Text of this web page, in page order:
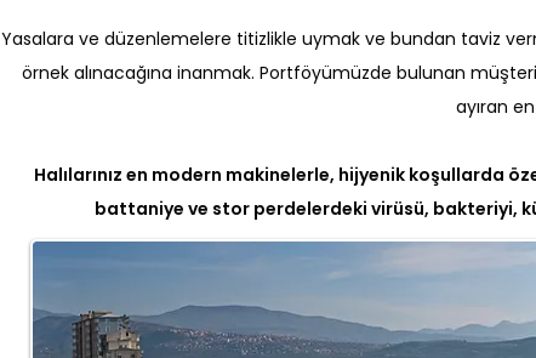
Yasalara ve düzenlemelere titizlikle uymak ve bundan taviz
örnek alınacağına inanmak. Portföyümüzde bulunan
ayıran
Halılarınız en modern makinelerle, hijyenik koşullarda
battaniye ve stor perdelerdeki virüsü, bakteriyi,